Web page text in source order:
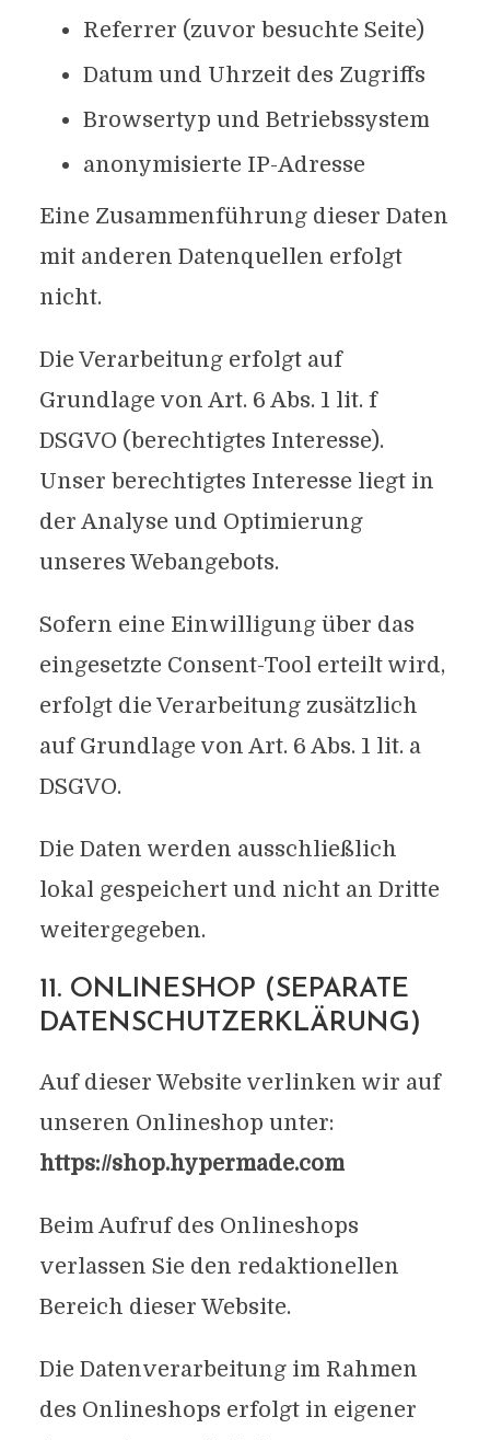
Referrer (zuvor besuchte Seite)
Datum und Uhrzeit des Zugriffs
Browsertyp und Betriebssystem
anonymisierte IP-Adresse
Eine Zusammenführung dieser Daten
mit anderen Datenquellen erfolgt
nicht.
Die Verarbeitung erfolgt auf
Grundlage von Art. 6 Abs. 1 lit. f
DSGVO (berechtigtes Interesse).
Unser berechtigtes Interesse liegt in
der Analyse und Optimierung
unseres Webangebots.
Sofern eine Einwilligung über das
eingesetzte Consent-Tool erteilt wird,
erfolgt die Verarbeitung zusätzlich
auf Grundlage von Art. 6 Abs. 1 lit. a
DSGVO.
Die Daten werden ausschließlich
lokal gespeichert und nicht an Dritte
weitergegeben.
11. ONLINESHOP (SEPARATE
DATENSCHUTZERKLÄRUNG)
Auf dieser Website verlinken wir auf
unseren Onlineshop unter:
https://shop.hypermade.com
Beim Aufruf des Onlineshops
verlassen Sie den redaktionellen
Bereich dieser Website.
Die Datenverarbeitung im Rahmen
des Onlineshops erfolgt in eigener